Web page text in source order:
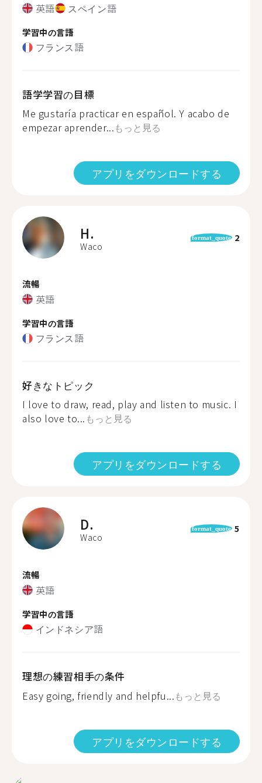
英語 スペイン語
学習中の言語
フランス語
語学学習の目標
Me gustaría practicar en español. Y acabo de
empezar aprender...もっと見る
アプリをダウンロードする
H.
Waco
format_quote 2
流暢
英語
学習中の言語
フランス語
好きなトピック
I love to draw, read, play and listen to music. I
also love to... もっと見る
アプリをダウンロードする
D.
Waco
format_quote 5
流暢
英語
学習中の言語
インドネシア語
理想の練習相手の条件
Easy going, friendly and helpfu...もっと見る
アプリをダウンロードする